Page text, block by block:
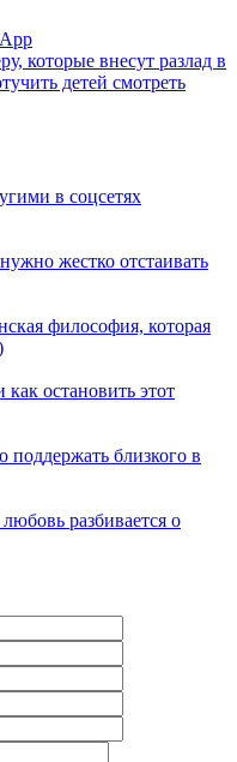
Поделиться
в
WhatsApp
которые внесут разлад в
детей смотреть
в соцсетях
жестко отстаивать
философия, которая
остановить этот
поддержать близкого в
разбивается о